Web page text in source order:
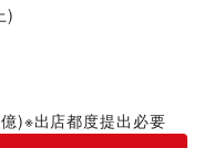
)
)※出店都度提出必要